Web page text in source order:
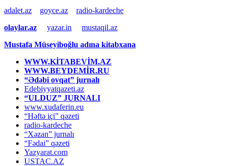
adalet.az
goyce.az
radio-kardeche
olaylar.az
yazar.in
mustaqil.az
Mustafa Müseyiboğlu adına kitabxana
WWW.KİTABEVİM.AZ
WWW.BEYDEMİR.RU
“Ədəbi ovqat” jurnalı
Edebiyyatqazeti.az
“ULDUZ” JURNALI
www.xudaferin.eu
“Həftə içi” qəzeti
radio-kardeche
“Xəzan” jurnalı
“Fədai” qəzeti
Yazyarat.com
USTAC.AZ